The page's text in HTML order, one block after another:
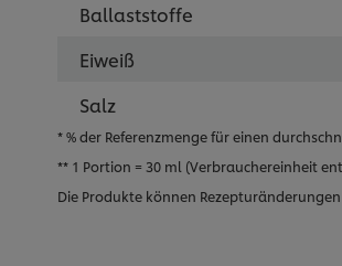
Ballaststoffe
Eiweiß
Salz
* % der Referenzmenge für einen
** 1 Portion = 30 ml (Verbrauchereinheit
Die Produkte können